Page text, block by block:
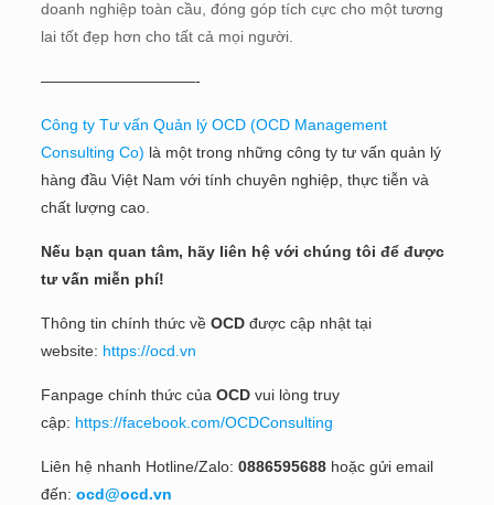
doanh nghiệp toàn cầu, đóng góp tích cực cho một tương
lai tốt đẹp hơn cho tất cả mọi người.
——————————-
Công ty Tư vấn Quản lý OCD (OCD Management
Consulting Co) là một trong những công ty tư vấn quản lý
hàng đầu Việt Nam với tính chuyên nghiệp, thực tiễn và
chất lượng cao.
Nếu bạn quan tâm, hãy liên hệ với chúng tôi để được
tư vấn miễn phí!
Thông tin chính thức về OCD được cập nhật tại
website: https://ocd.vn
Fanpage chính thức của OCD vui lòng truy
cập: https://facebook.com/OCDConsulting
Liên hệ nhanh Hotline/Zalo: 0886595688 hoặc gửi email
đến: ocd@ocd.vn